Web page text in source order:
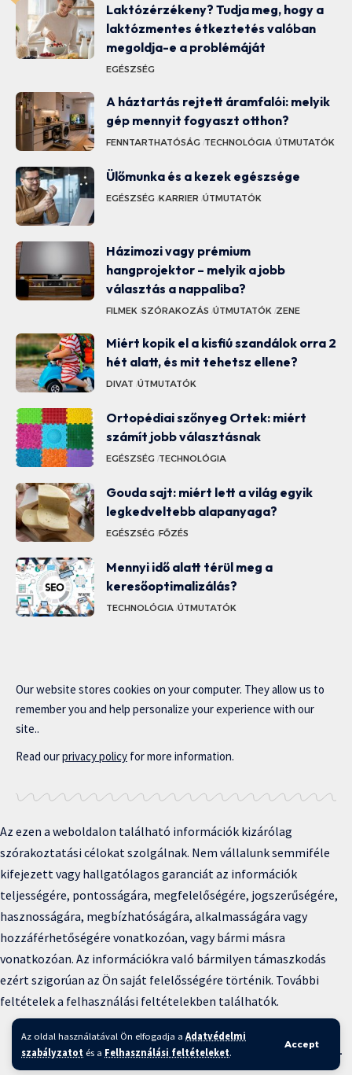
Az oldal használatával Ön elfogadja a Adatvédelmi
szabályzatot és a Felhasználási feltételeket.
Accept
Laktózérzékeny? Tudja meg, hogy a
laktózmentes étkeztetés valóban
megoldja-e a problémáját
EGÉSZSÉG
A háztartás rejtett áramfalói: melyik
gép mennyit fogyaszt otthon?
FENNTARTHATÓSÁG TECHNOLÓGIA ÚTMUTATÓK
Ülőmunka és a kezek egészsége
EGÉSZSÉG KARRIER ÚTMUTATÓK
Házimozi vagy prémium
hangprojektor – melyik a jobb
választás a nappaliba?
FILMEK SZÓRAKOZÁS ÚTMUTATÓK ZENE
Miért kopik el a kisfiú szandálok orra 2
hét alatt, és mit tehetsz ellene?
DIVAT ÚTMUTATÓK
Ortopédiai szőnyeg Ortek: miért
számít jobb választásnak
EGÉSZSÉG TECHNOLÓGIA
Gouda sajt: miért lett a világ egyik
legkedveltebb alapanyaga?
EGÉSZSÉG FŐZÉS
Mennyi idő alatt térül meg a
keresőoptimalizálás?
TECHNOLÓGIA ÚTMUTATÓK
Our website stores cookies on your computer. They allow us to
remember you and help personalize your experience with our
site..
Read ourprivacy policy for more information.
Az ezen a weboldalon található információk kizárólag
szórakoztatási célokat szolgálnak. Nem vállalunk semmiféle
kifejezett vagy hallgatólagos garanciát az információk
teljességére, pontosságára, megfelelőségére, jogszerűségére,
hasznosságára, megbízhatóságára, alkalmasságára vagy
hozzáférhetőségére vonatkozóan, vagy bármi másra
vonatkozóan. Az információkra való bármilyen támaszkodás
ezért szigorúan az Ön saját felelősségére történik. További
feltételek a felhasználási feltételekben találhatók.
Copyright © 2025 BFKH.hu
Felhasználási feltételek –Adatvédelmi irányelvek – Kapcsolat –